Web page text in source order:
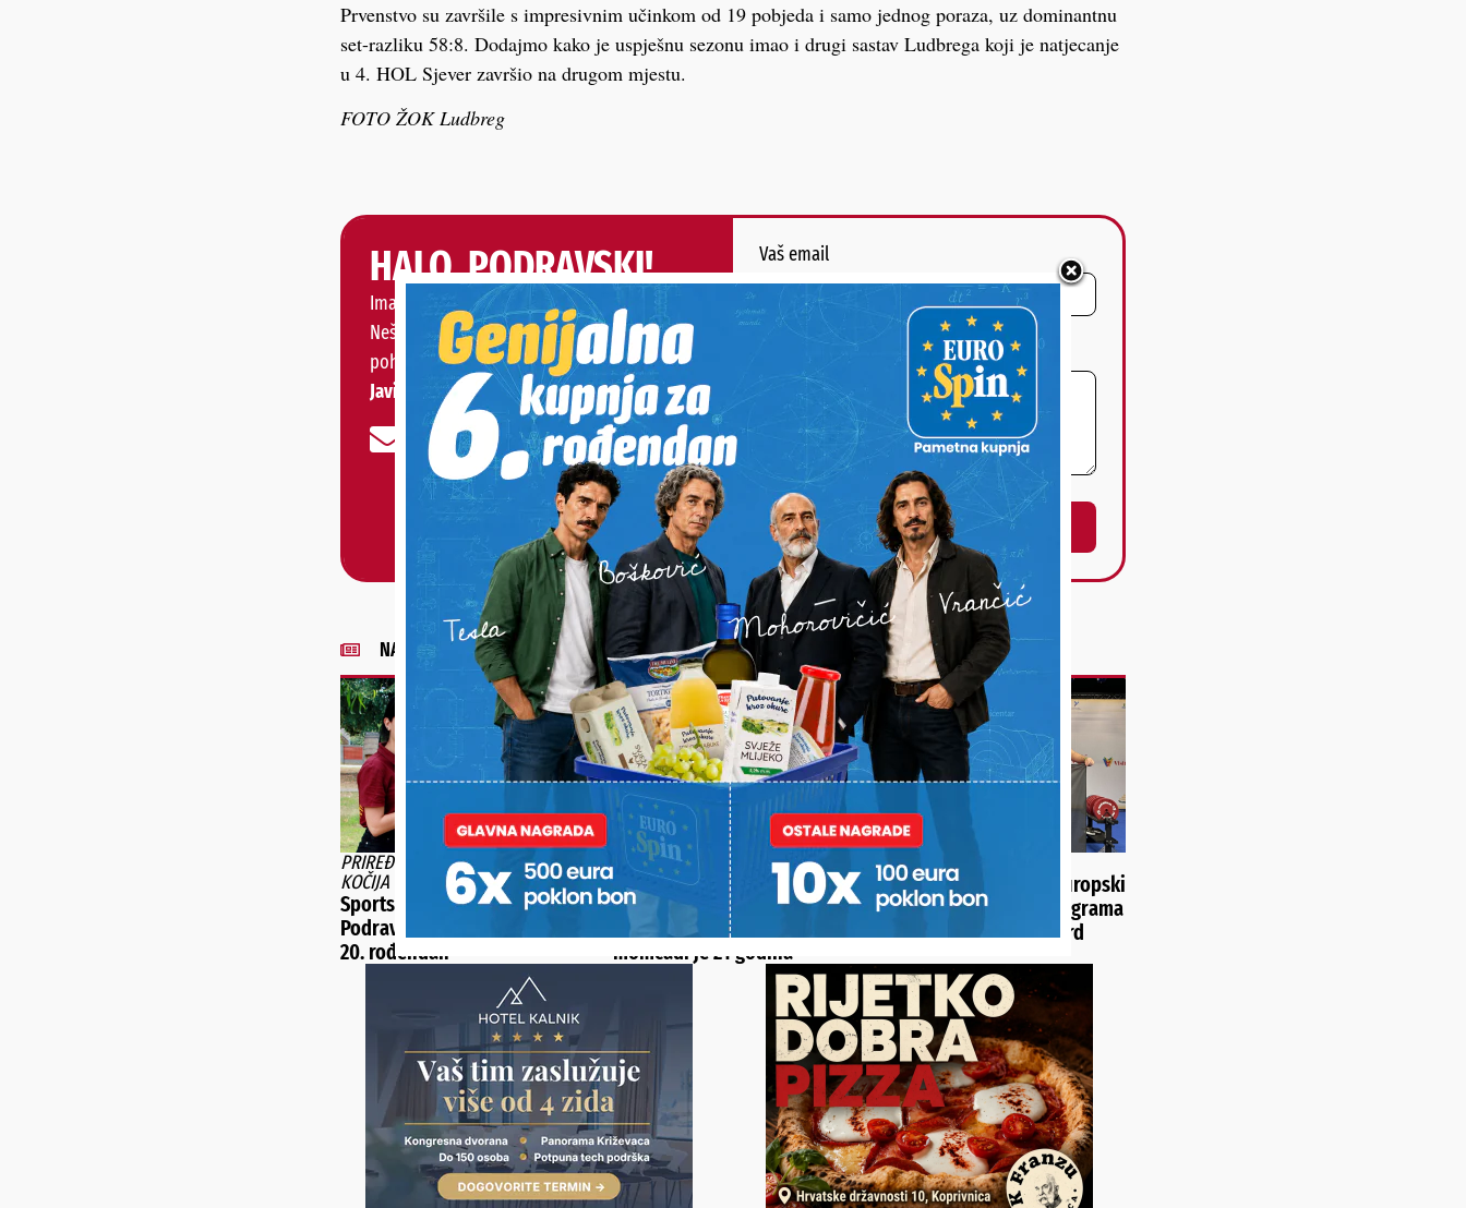
Prvenstvo su završile s impresivnim učinkom od 19 pobjeda i samo jednog poraza, uz dominantnu
set-razliku 58:8. Dodajmo kako je uspješnu sezonu imao i drugi sastav Ludbrega koji je natjecanje
u 4. HOL Sjever završio na drugom mjestu.
FOTO ŽOK Ludbreg
HALO, PODRAVSKI!
Imate priču, vijest, fotku ili video?
Nešto vas muči ili želite nešto/nekoga
pohvaliti?
Javite nam se!
Vaš email
POŠALJI
Alternative:
NAJNOVIJE VIJESTI
PRIREĐEN JE DEFILE JAHAČA I
KOČIJA I DRUŽENJE
Sportski konjički klub
Podravske Sesvete proslavio
20. rođendan
MIKLINOVEC DRASTIČNO
POMLADIO MOMČAD
Prioritet je razvoj igrača, a
ne pozicija. Prosjek
momčadi je 21 godina
U LITVI OSVOJIO ZLATO
Koprivničanac novi europski
prvak, digao 232,5 kilograma
i skinuo hrvatski rekord